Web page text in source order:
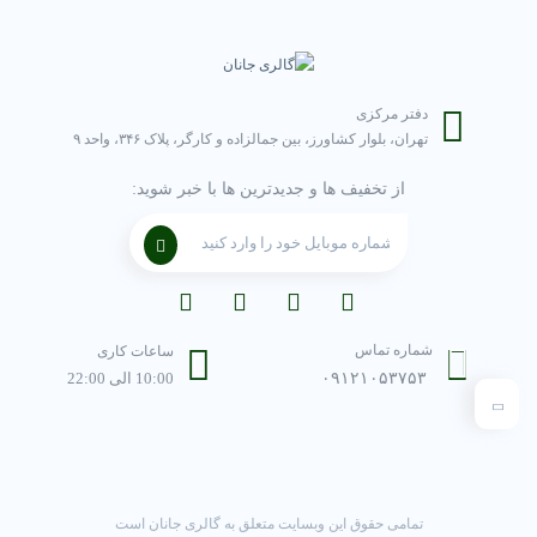
شماره تماس
۰۹۱۲۱۰۵۳۷۵۳
ساعات کاری
10:00 الی 22:00
دفتر مرکزی
تهران، بلوار کشاورز، بین جمالزاده و کارگر، پلاک ۳۴۶، واحد ۹
از تخفیف ها و جدیدترین ها با خبر شوید:
تمامی حقوق این وبسایت متعلق به گالری جانان است